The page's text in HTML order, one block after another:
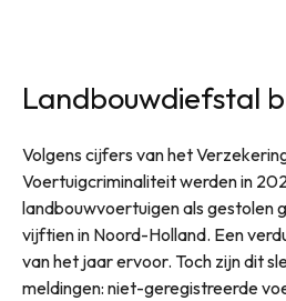
Landbouwdiefstal
Volgens cijfers van het
Voertuigcriminaliteit werden in
landbouwvoertuigen als gestolen
vijftien in Noord-Holland. Een
van het jaar ervoor. Toch zijn dit
meldingen: niet-geregistreerde